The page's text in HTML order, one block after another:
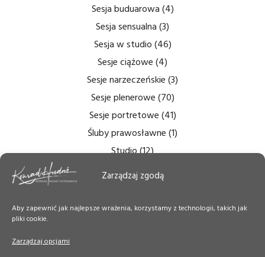
Zarządzaj zgodą
Aby zapewnić jak najlepsze wrażenia, korzystamy z technologii, takich jak
pliki cookie.
Zarządzaj opcjami
Sesja buduarowa(4)
Sesja sensualna(3)
Sesja w studio(46)
Sesje ciążowe(4)
Sesje narzeczeńskie(3)
Sesje plenerowe(70)
Sesje portretowe(41)
Śluby prawosławne(1)
Studio(12)
Zdjęcia bezcieniowe
Zdjęcia ślubne(14)